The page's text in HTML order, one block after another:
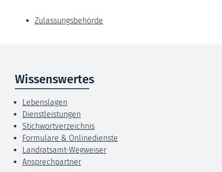
Zulassungsbehörde
Wissenswertes
Lebenslagen
Dienstleistungen
Stichwortverzeichnis
Formulare & Onlinedienste
Landratsamt-Wegweiser
Ansprechpartner